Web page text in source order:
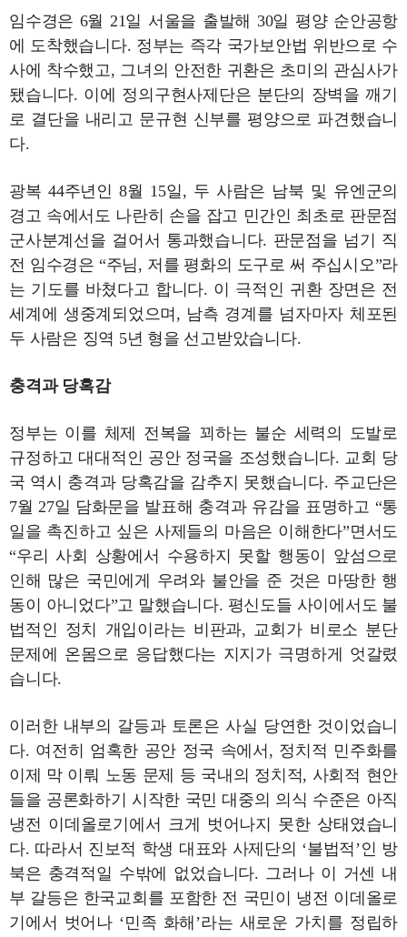
임수경은 6월 21일 서울을 출발해 30일 평양 순안공항
에 도착했습니다. 정부는 즉각 국가보안법 위반으로 수
사에 착수했고, 그녀의 안전한 귀환은 초미의 관심사가
됐습니다. 이에 정의구현사제단은 분단의 장벽을 깨기
로 결단을 내리고 문규현 신부를 평양으로 파견했습니
다.
광복 44주년인 8월 15일, 두 사람은 남북 및 유엔군의
경고 속에서도 나란히 손을 잡고 민간인 최초로 판문점
군사분계선을 걸어서 통과했습니다. 판문점을 넘기 직
전 임수경은 “주님, 저를 평화의 도구로 써 주십시오”라
는 기도를 바쳤다고 합니다. 이 극적인 귀환 장면은 전
세계에 생중계되었으며, 남측 경계를 넘자마자 체포된
두 사람은 징역 5년 형을 선고받았습니다.
충격과 당혹감
정부는 이를 체제 전복을 꾀하는 불순 세력의 도발로
규정하고 대대적인 공안 정국을 조성했습니다. 교회 당
국 역시 충격과 당혹감을 감추지 못했습니다. 주교단은
7월 27일 담화문을 발표해 충격과 유감을 표명하고 “통
일을 촉진하고 싶은 사제들의 마음은 이해한다”면서도
“우리 사회 상황에서 수용하지 못할 행동이 앞섬으로
인해 많은 국민에게 우려와 불안을 준 것은 마땅한 행
동이 아니었다”고 말했습니다. 평신도들 사이에서도 불
법적인 정치 개입이라는 비판과, 교회가 비로소 분단
문제에 온몸으로 응답했다는 지지가 극명하게 엇갈렸
습니다.
이러한 내부의 갈등과 토론은 사실 당연한 것이었습니
다. 여전히 엄혹한 공안 정국 속에서, 정치적 민주화를
이제 막 이뤄 노동 문제 등 국내의 정치적, 사회적 현안
들을 공론화하기 시작한 국민 대중의 의식 수준은 아직
냉전 이데올로기에서 크게 벗어나지 못한 상태였습니
다. 따라서 진보적 학생 대표와 사제단의 ‘불법적’인 방
북은 충격적일 수밖에 없었습니다. 그러나 이 거센 내
부 갈등은 한국교회를 포함한 전 국민이 냉전 이데올로
기에서 벗어나 ‘민족 화해’라는 새로운 가치를 정립하